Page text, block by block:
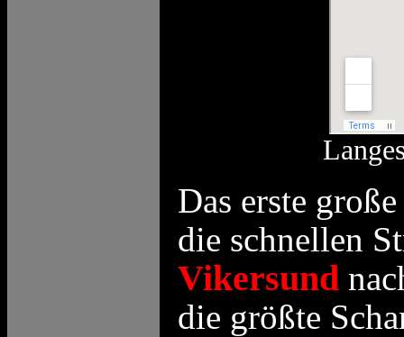
Das erste
die schnellen
Vikersund
die größte